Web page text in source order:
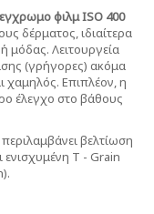
φιλμ ISO 400
δέρματος, ιδιαίτερα
μόδας. Λειτουργεία
(γρήγορες) ακόμα
χαμηλός. Επιπλέον, η
έλεγχο στο βάθους
βελτίωση
ενισχυμένη T - Grain